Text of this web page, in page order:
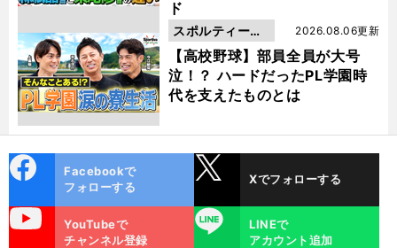
ド
【高校野球】部員全員が大号
泣！？ ハードだったPL学園時
代を支えたものとは
2026.08.06更新
スポルティーバ
動画
ok
Facebookで
フォローする
Xでフォローする
YouTubeで
チャンネル登録
LINE
LINEで
アカウント追加